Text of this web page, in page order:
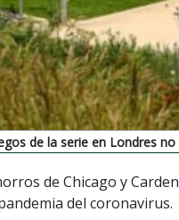
de la serie en Londres
de Chicago y
del coronavirus.